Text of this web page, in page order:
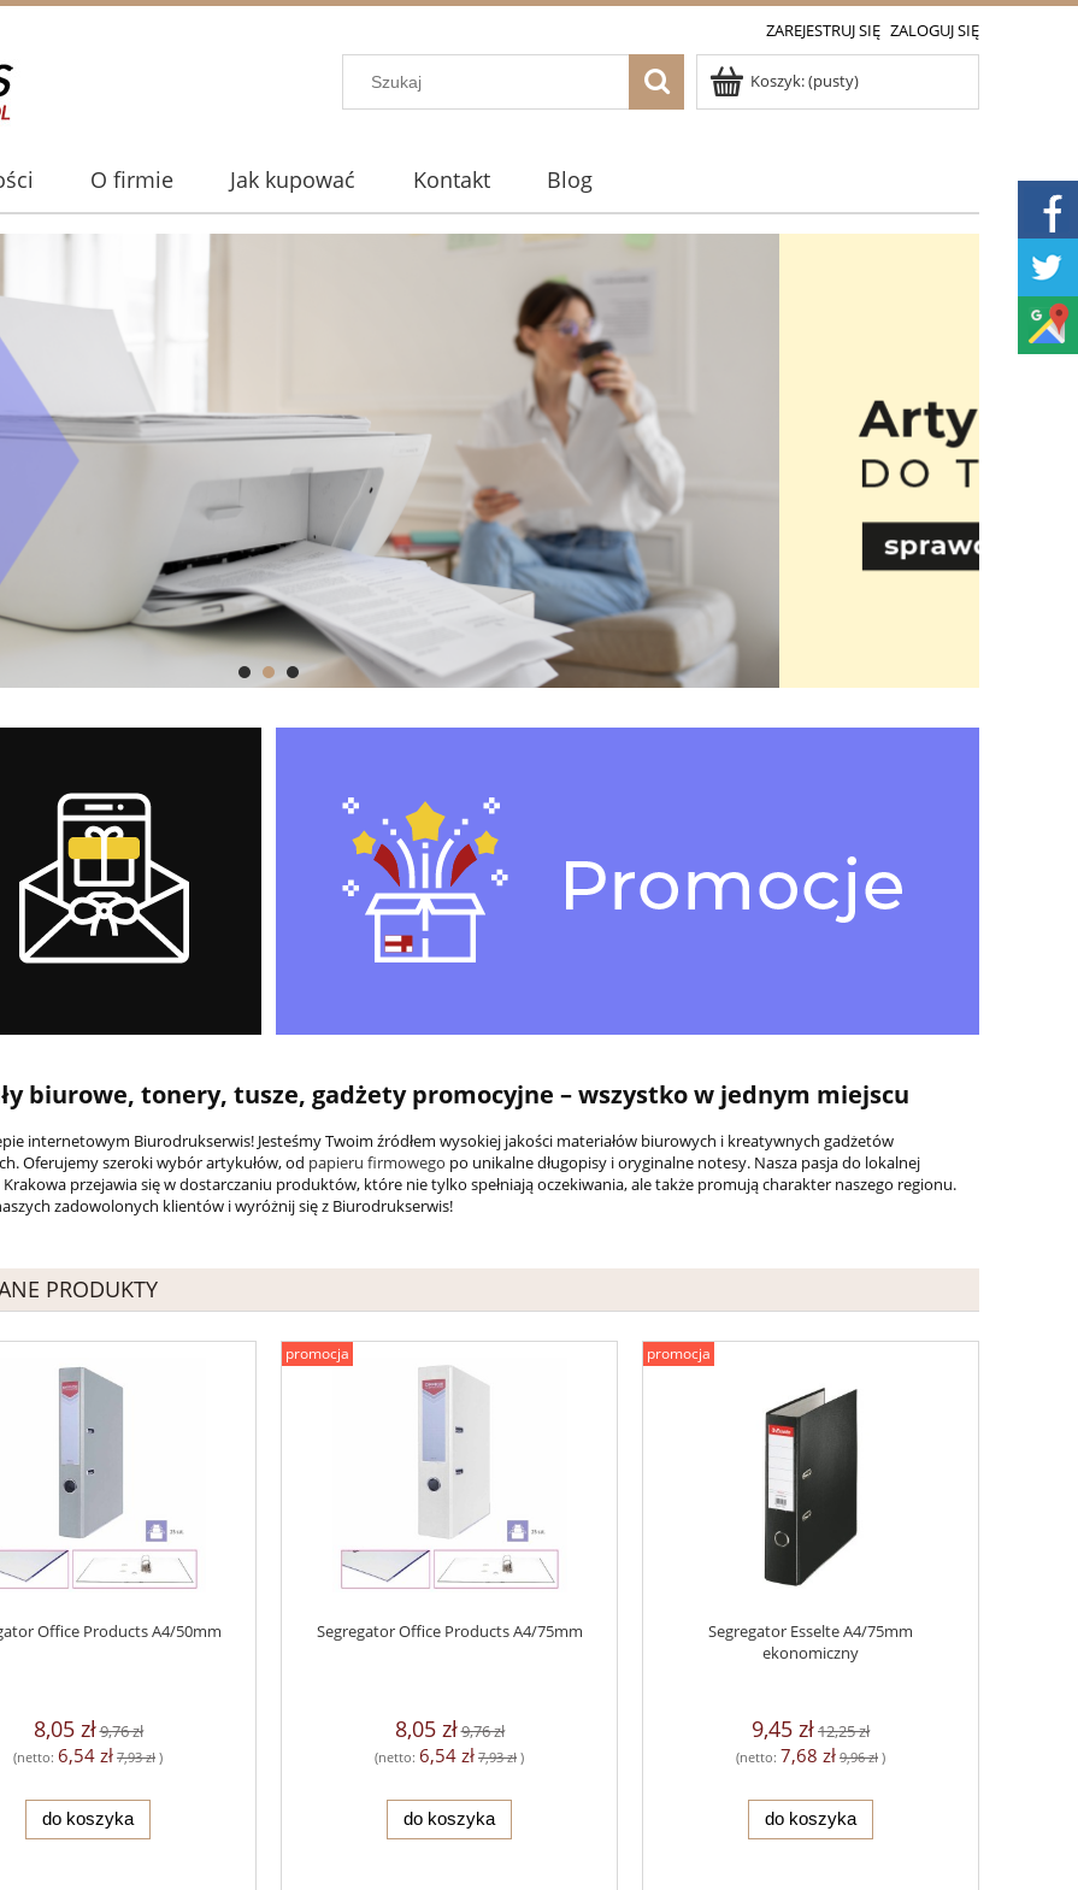
ZAREJESTRUJ SIĘ ZALOGUJ SIĘ
Koszyk:(pusty)
O firmie Jak kupować Kontakt Blog
biurowe, tonery, tusze, gadżety promocyjne – wszystko w jednym miejscu
internetowym Biurodrukserwis! Jesteśmy Twoim źródłem wysokiej jakości materiałów biurowych i kreatywnych gadżetów
Oferujemy szeroki wybór artykułów, od papieru firmowego po unikalne długopisy i oryginalne notesy. Nasza pasja do lokalnej
przejawia się w dostarczaniu produktów, które nie tylko spełniają oczekiwania, ale także promują charakter naszego regionu.
zadowolonych klientów i wyróżnij się z Biurodrukserwis!
PRODUKTY
Office Products A4/50mm
8,05 zł9,76 zł
(netto: 6,54 zł 7,93 zł )
do koszyka
Segregator Office Products A4/75mm
8,05 zł9,76 zł
(netto: 6,54 zł 7,93 zł )
do koszyka
promocja
Segregator Esselte A4/75mm
ekonomiczny
9,45 zł12,25 zł
(netto: 7,68 zł 9,96 zł )
do koszyka
promocja